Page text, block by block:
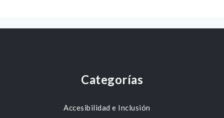
Categorías
Accesibilidad e Inclusión